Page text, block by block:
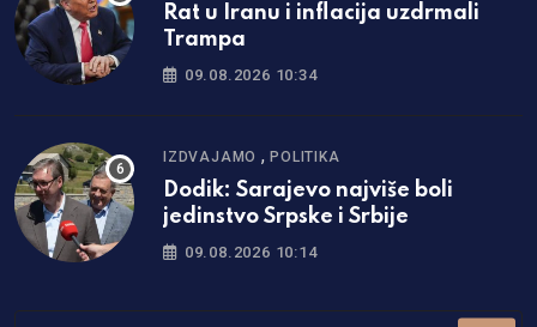
Rat u Iranu i inflacija uzdrmali
Trampa
09.08.2026 10:34
IZDVAJAMO ,POLITIKA
Dodik: Sarajevo najviše boli
jedinstvo Srpske i Srbije
09.08.2026 10:14